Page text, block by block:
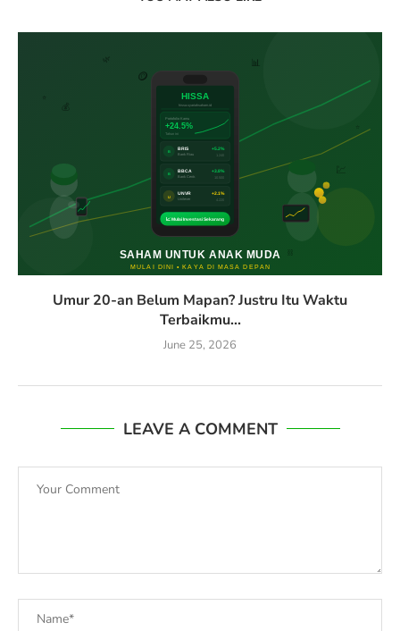
Umur 20-an Belum Mapan? Justru Itu Waktu
Terbaikmu...
June 25, 2026
LEAVE A COMMENT